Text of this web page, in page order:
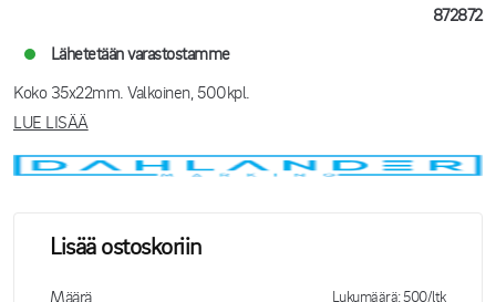
872872
Lähetetään varastostamme
Koko 35x22mm. Valkoinen, 500kpl.
LUE LISÄÄ
Lisää ostoskoriin
Määrä Lukumäärä: 500/ltk